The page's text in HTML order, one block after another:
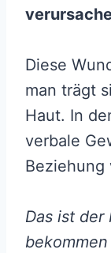
Diese
man trägt
Haut. In
verbale
Beziehung
Das ist der